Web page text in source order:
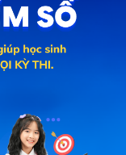
kiến thức
tài liệu.
việc giải